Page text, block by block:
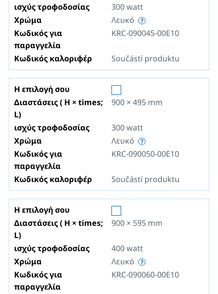
ισχύς τροφοδοσίας 300watt
Χρώμα
Λευκό
Κωδικός για
παραγγελία
KRC-090045-00E10
Κωδικός καλοριφέρ Součástí produktu
Η επιλογή σου
Διαστάσεις ( H × times;
L)
900 × 495 mm
ισχύς τροφοδοσίας 300watt
Χρώμα
Λευκό
Κωδικός για
παραγγελία
KRC-090050-00E10
Κωδικός καλοριφέρ Součástí produktu
Η επιλογή σου
Διαστάσεις ( H × times;
L)
900 × 595 mm
ισχύς τροφοδοσίας 400watt
Χρώμα
Λευκό
Κωδικός για
παραγγελία
KRC-090060-00E10